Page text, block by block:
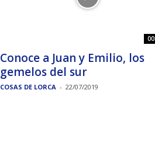
Conoce a Juan y Emilio, los
gemelos del sur
COSAS DE LORCA - 22/07/2019